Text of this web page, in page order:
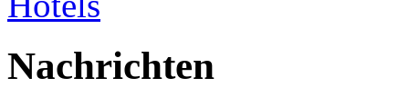
Nachrichten